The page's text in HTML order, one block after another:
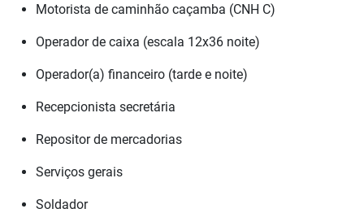
Motorista de caminhão caçamba (CNH C)
Operador de caixa (escala 12x36 noite)
Operador(a) financeiro (tarde e noite)
Recepcionista secretária
Repositor de mercadorias
Serviços gerais
Soldador